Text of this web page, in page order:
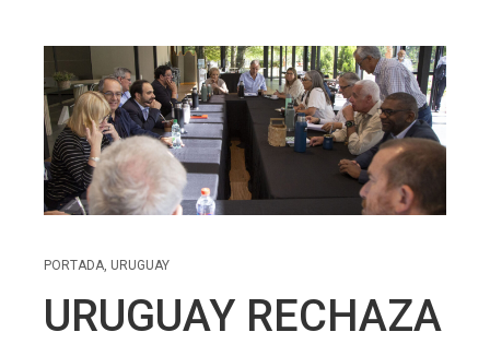
PORTADA, URUGUAY
URUGUAY RECHAZA